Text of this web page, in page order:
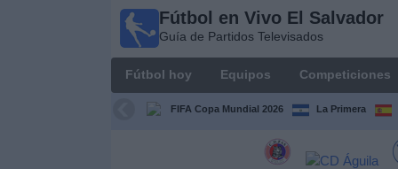
Fútbol en Vivo El Salvador
Guía de Partidos Televisados
Fútbol hoy Equipos Competiciones
FIFA Copa Mundial 2026 La Primera